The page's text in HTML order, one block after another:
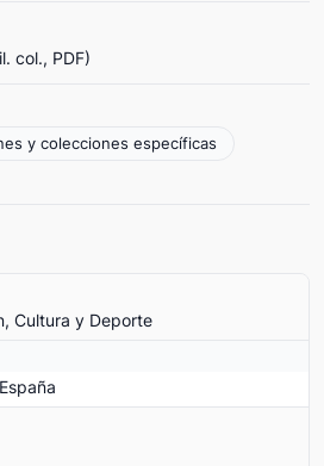
col., PDF)
y colecciones específicas
Cultura y Deporte